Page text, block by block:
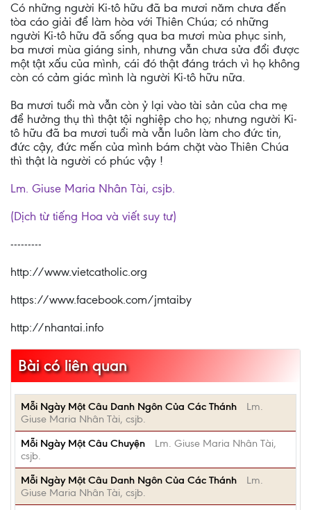
Có những người Ki-tô hữu đã ba mươi năm chưa đến
tòa cáo giải để làm hòa với Thiên Chúa; có những
người Ki-tô hữu đã sống qua ba mươi mùa phục sinh,
ba mươi mùa giáng sinh, nhưng vẫn chưa sửa đổi được
một tật xấu của mình, cái đó thật đáng trách vì họ không
còn có cảm giác mình là người Ki-tô hữu nữa.
Ba mươi tuổi mà vẫn còn ỷ lại vào tài sản của cha mẹ
để hưởng thụ thì thật tội nghiệp cho họ; nhưng người Ki-
tô hữu đã ba mươi tuổi mà vẫn luôn làm cho đức tin,
đức cậy, đức mến của mình bám chặt vào Thiên Chúa
thì thật là người có phúc vậy !
Lm. Giuse Maria Nhân Tài, csjb.
(Dịch từ tiếng Hoa và viết suy tư)
---------
http://www.vietcatholic.org
https://www.facebook.com/jmtaiby
http://nhantai.info
Bài có liên quan
Mỗi Ngày Một Câu Danh Ngôn Của Các Thánh
Lm.
Giuse Maria Nhân Tài, csjb.
Mỗi Ngày Một Câu Chuyện
Lm. Giuse Maria Nhân Tài,
csjb.
Mỗi Ngày Một Câu Danh Ngôn Của Các Thánh
Lm.
Giuse Maria Nhân Tài, csjb.